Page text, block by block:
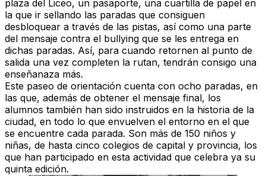
plaza del Liceo, un pasaporte, una cuartilla de papel en
la que ir sellando las paradas que consiguen
desbloquear a través de las pistas, así como una parte
del mensaje contra el bullying que se les entrega en
dichas paradas. Así, para cuando retornen al punto de
salida una vez completen la rutan, tendrán consigo una
enseñanaza más.
Este paseo de orientación cuenta con ocho paradas, en
las que, además de obtener el mensaje final, los
alumnos también han sido instruidos en la historia de la
ciudad, en todo lo que envuelven el entorno en el que
se encuentre cada parada. Son más de 150 niños y
niñas, de hasta cinco colegios de capital y provincia, los
que han participado en esta actividad que celebra ya su
quinta edición.